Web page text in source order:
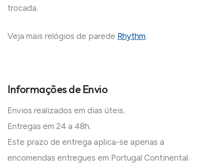
trocada.
Veja mais relógios de parede Rhythm.
Informações de Envio
Envios realizados em dias úteis.
Entregas em 24 a 48h.
Este prazo de entrega aplica-se apenas a
encomendas entregues em Portugal Continental.